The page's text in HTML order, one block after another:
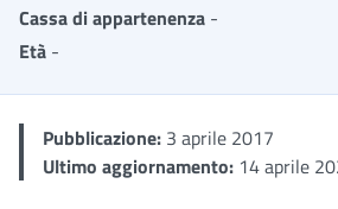
Cassa di appartenenza -
Età -
Pubblicazione: 3 aprile 2017
Ultimo aggiornamento: 14 aprile